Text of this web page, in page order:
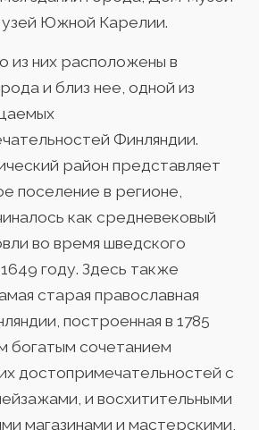
Южной Карелии.
из них расположены в
и близ нее, одной из
Финляндии.
район представляет
поселение в регионе,
как средневековый
во время шведского
году. Здесь также
старая православная
построенная в 1785
богатым сочетанием
достопримечательностей с
и восхитительными
магазинами и мастерскими,